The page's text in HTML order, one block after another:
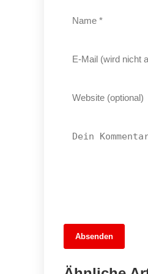
Absenden
kulturelles